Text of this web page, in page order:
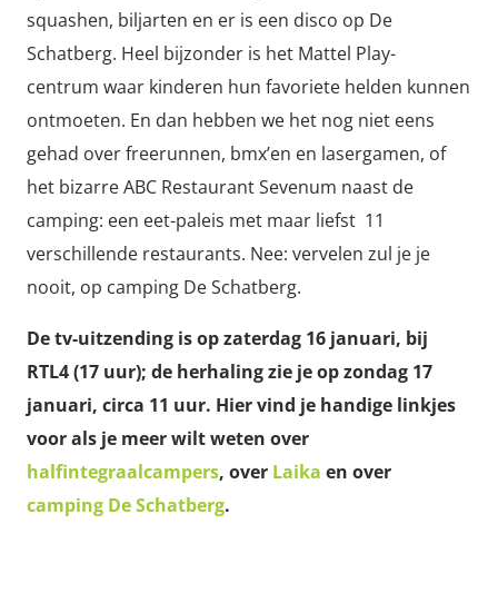
squashen, biljarten en er is een disco op De
Schatberg. Heel bijzonder is het Mattel Play-
centrum waar kinderen hun favoriete helden kunnen
ontmoeten. En dan hebben we het nog niet eens
gehad over freerunnen, bmx’en en lasergamen, of
het bizarre ABC Restaurant Sevenum naast de
camping: een eet-paleis met maar liefst 11
verschillende restaurants. Nee: vervelen zul je je
nooit, op camping De Schatberg.
De tv-uitzending is op zaterdag 16 januari, bij
RTL4 (17 uur); de herhaling zie je op zondag 17
januari, circa 11 uur. Hier vind je handige linkjes
voor als je meer wilt weten over
halfintegraalcampers, over Laika en over
camping De Schatberg.